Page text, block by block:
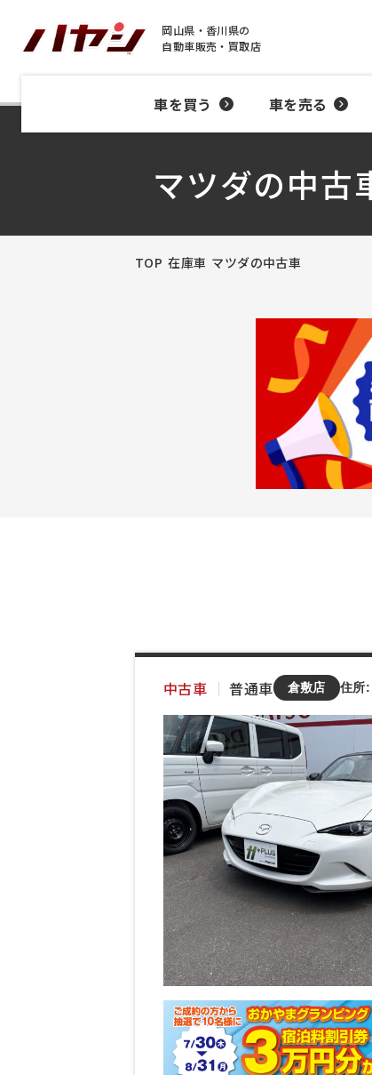
岡山県・香川県の
自動車販売・買取店
車を買う 車を売る
マツダの中古
TOP 在庫車 マツダの中古車
中古車 ｜ 普通車 倉敷店 住所